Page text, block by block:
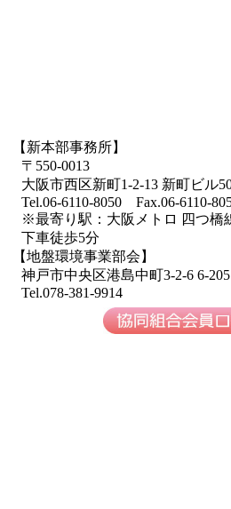
【新本部事務所】
〒550-0013
大阪市西区新町1-2-13 新町ビル
Tel.06-6110-8050 Fax.06-6110-
※最寄り駅：大阪メトロ 四つ橋
下車徒歩5分
【地盤環境事業部会】
神戸市中央区港島中町3-2-6 6-205
Tel.078-381-9914